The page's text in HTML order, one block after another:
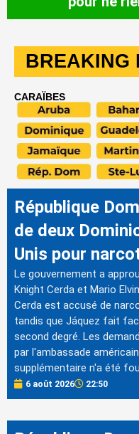
BREAKING
CARAÏBES
République
de deux
Unis pour
Le gouvernement a
Knight Cerda et Mario
Cerda est accusé de
tandis que Jáquez fait
second degré. Les
par l'ambassade
supplémentaire n'a été
6 août 2026 22:50